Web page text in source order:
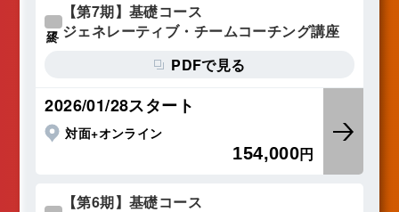
【第7期】基礎コース
ジェネレーティブ・チームコーチング講座
PDFで見る
2026/01/28スタート
対面+オンライン
154,000円
【第6期】基礎コース